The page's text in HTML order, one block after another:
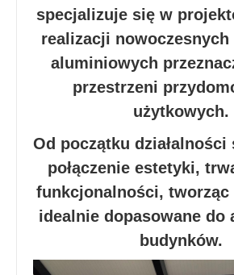
specjalizuje się w
realizacji
aluminiowych
przestrzeni
użytkowych.
Od początku działalności
połączenie estetyki,
funkcjonalności, tworząc
idealnie dopasowane do
budynków.